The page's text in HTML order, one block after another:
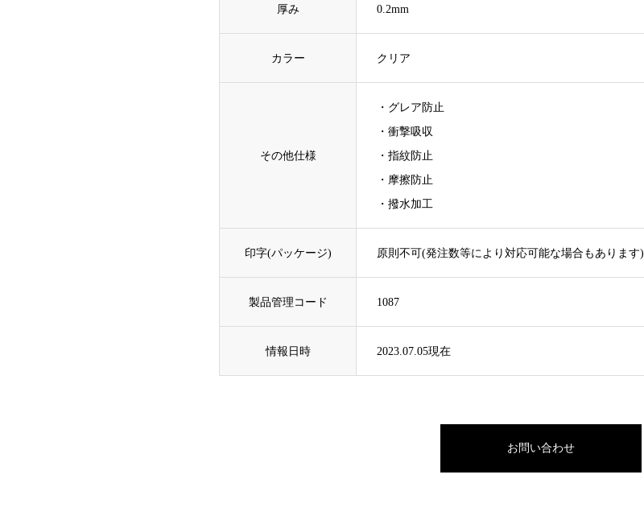
厚み 0.2mm
カラー クリア
その他仕様
・グレア防止
・衝撃吸収
・指紋防止
・摩擦防止
・撥水加工
印字(パッケージ) 原則不可(発注数等により対応可能な場合もあります)
製品管理コード 1087
情報日時 2023.07.05現在
お問い合わせ